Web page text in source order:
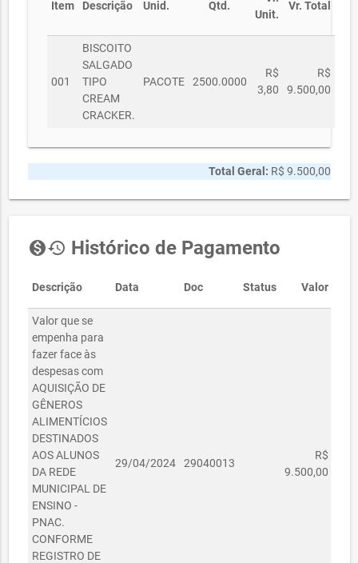
Item Descrição Unid. Qtd.
Unit.
Vr. Total
001
BISCOITO
SALGADO
TIPO
CREAM
CRACKER.
PACOTE 2500.0000
R$
3,80
R$
9.500,00
Total Geral: R$ 9.500,00
monetization_onhistory Histórico de Pagamento
Descrição Data Doc Status Valor
Valor que se
empenha para
fazer face às
despesas com
AQUISIÇÃO DE
GÊNEROS
ALIMENTÍCIOS
DESTINADOS
AOS ALUNOS
DA REDE
MUNICIPAL DE
ENSINO -
PNAC.
CONFORME
REGISTRO DE
29/04/2024 29040013
R$
9.500,00